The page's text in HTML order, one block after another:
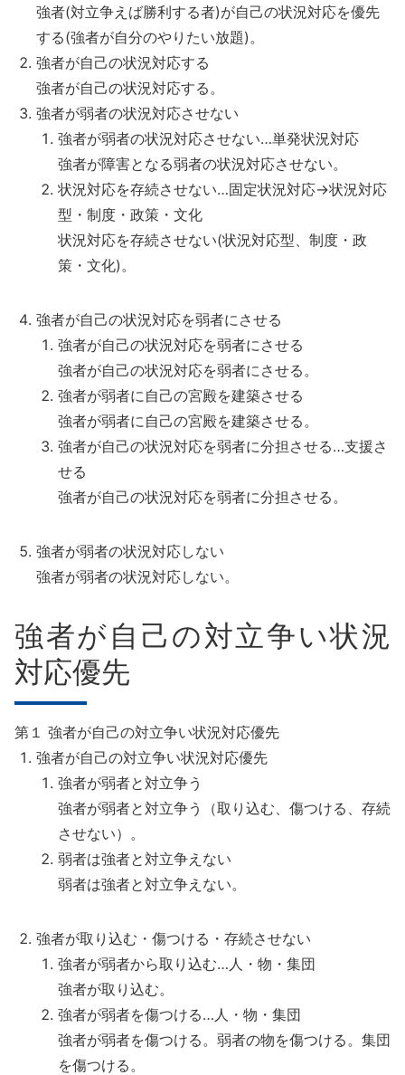
強者(対立争えば勝利する者)が自己の状況対応を優先
する(強者が自分のやりたい放題)。
強者が自己の状況対応する
強者が自己の状況対応する。
強者が弱者の状況対応させない
強者が弱者の状況対応させない…単発状況対応
強者が障害となる弱者の状況対応させない。
状況対応を存続させない…固定状況対応→状況対応
型・制度・政策・文化
状況対応を存続させない(状況対応型、制度・政
策・文化)。
強者が自己の状況対応を弱者にさせる
強者が自己の状況対応を弱者にさせる
強者が自己の状況対応を弱者にさせる。
強者が弱者に自己の宮殿を建築させる
強者が弱者に自己の宮殿を建築させる。
強者が自己の状況対応を弱者に分担させる…支援さ
せる
強者が自己の状況対応を弱者に分担させる。
強者が弱者の状況対応しない
強者が弱者の状況対応しない。
強者が自己の対立争い状況
対応優先
第１ 強者が自己の対立争い状況対応優先
強者が自己の対立争い状況対応優先
強者が弱者と対立争う
強者が弱者と対立争う（取り込む、傷つける、存続
させない）。
弱者は強者と対立争えない
弱者は強者と対立争えない。
強者が取り込む・傷つける・存続させない
強者が弱者から取り込む…人・物・集団
強者が取り込む。
強者が弱者を傷つける…人・物・集団
強者が弱者を傷つける。弱者の物を傷つける。集団
を傷つける。